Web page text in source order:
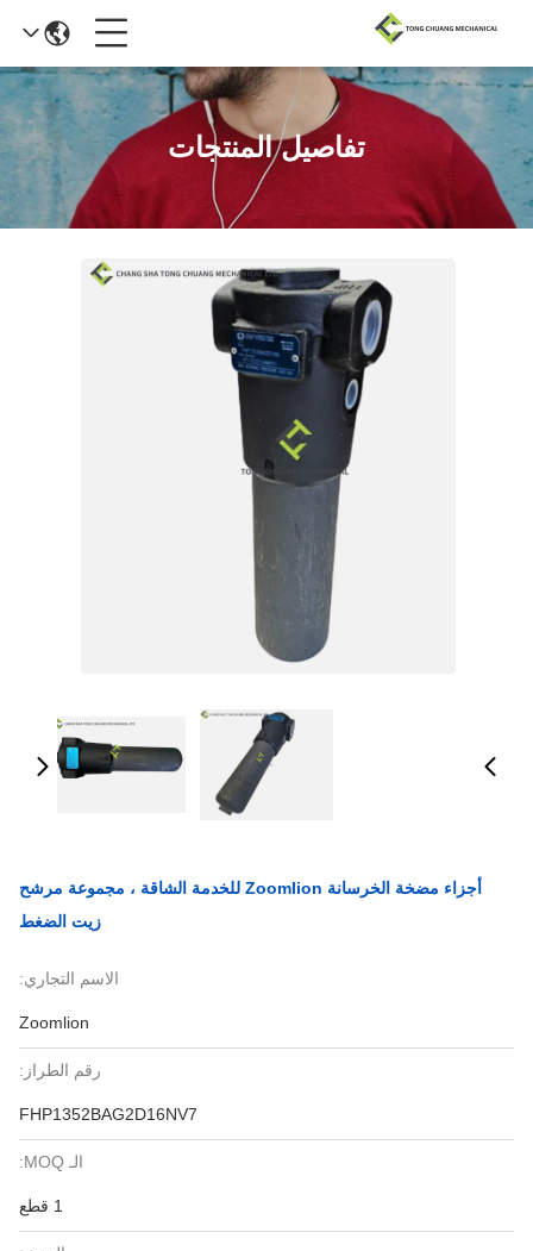
تفاصيل المنتجات
أجزاء مضخة الخرسانة Zoomlion للخدمة الشاقة ، مجموعة مرشح
زيت الضغط
الاسم التجاري:
Zoomlion
رقم الطراز:
FHP1352BAG2D16NV7
الـ MOQ:
1 قطع